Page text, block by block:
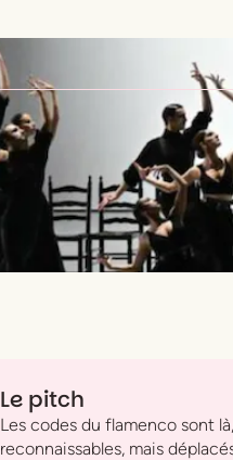
Le pitch
Les codes du flamenco sont là,
reconnaissables, mais